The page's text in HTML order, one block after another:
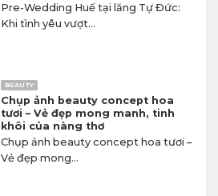
Pre-Wedding Huế tại lăng Tự Đức:
Khi tình yêu vượt...
BEAUTY
Chụp ảnh beauty concept hoa
tươi – Vẻ đẹp mong manh, tinh
khôi của nàng thơ
Chụp ảnh beauty concept hoa tươi –
Vẻ đẹp mong...